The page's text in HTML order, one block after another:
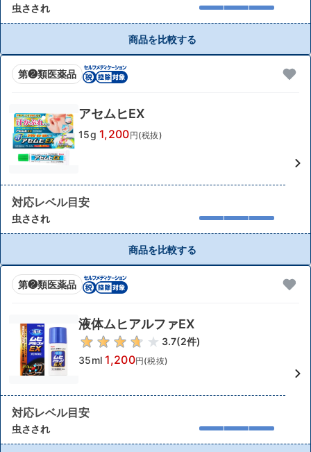
虫さされ
商品を比較する
第❷類医薬品
アセムヒEX
15g 1,200円(税抜)
対応レベル目安
虫さされ
商品を比較する
第❷類医薬品
液体ムヒアルファEX
3.7(2件)
35ml 1,200円(税抜)
対応レベル目安
虫さされ